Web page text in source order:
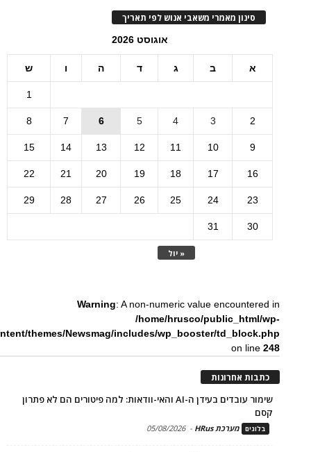
סינון מאמרי משאבי אנוש לפי תאריך
אוגוסט 2026
א ב ג ד ה ו ש
« יול
1
2
3
4
5
6
7
8
9
10
11
12
13
14
15
16
17
18
19
20
21
22
23
24
25
26
27
28
29
30
31
Warning: A non-numeric value encountered in
/home/hrusco/public_html/wp-
themes/Newsmag/includes/wp_booster/td_block.php
on line248
כתבות אחרונות
שימור עובדים בעידן ה-AI והאי-וודאות: למה פיטורים הם לא פתרון
קסם
בלוגים מערכת HRus -
05/08/2026